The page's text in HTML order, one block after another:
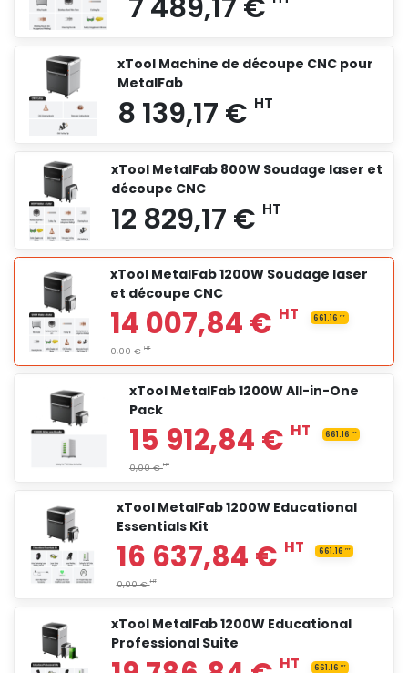
5 609,17 €
7 489,17 €HT
xTool Machine de découpe CNC pour
MetalFab
8 139,17 €HT
xTool MetalFab 800W Soudage laser et
découpe CNC
12 829,17 €HT
xTool MetalFab 1200W Soudage laser
et découpe CNC
xTool MetalFab 1200W All-in-One
Pack
xTool MetalFab 1200W Educational
Essentials Kit
xTool MetalFab 1200W Educational
Professional Suite